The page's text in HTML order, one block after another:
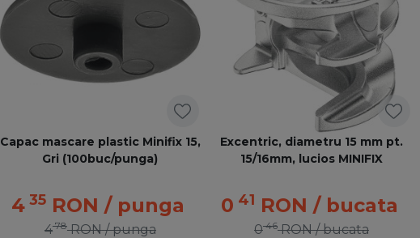
Capac mascare plastic Minifix 15,
Gri (100buc/punga)
4 35 RON / punga
478 RON / punga
Excentric, diametru 15 mm pt.
15/16mm, lucios MINIFIX
0 41 RON / bucata
046 RON / bucata